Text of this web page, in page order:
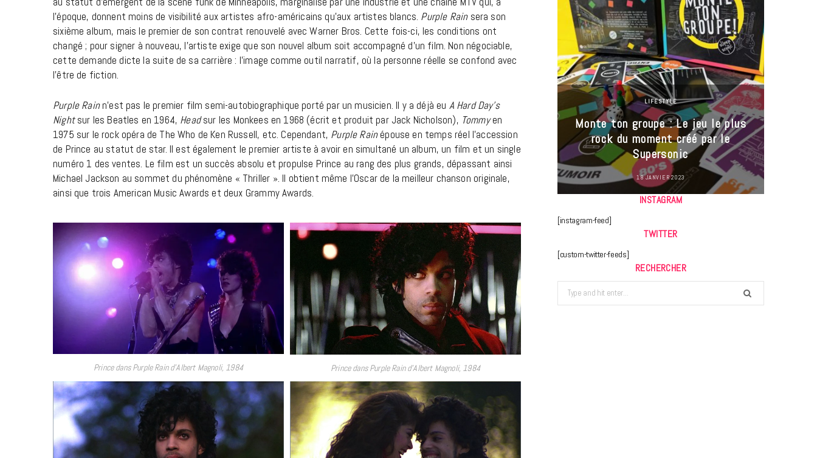
l’époque, donnent moins de visibilité aux artistes afro-américains qu’aux artistes blancs. Purple Rain sera son
sixième album, mais le premier de son contrat renouvelé avec Warner Bros. Cette fois-ci, les conditions ont
changé ; pour signer à nouveau, l’artiste exige que son nouvel album soit accompagné d’un film. Non négociable,
cette demande dicte la suite de sa carrière : l’image comme outil narratif, où la personne réelle se confond avec
l’être de fiction.
Purple Rainn’est pas le premier film semi-autobiographique porté par un musicien. Il y a déjà eu A Hard Day’s
Nightsur les Beatles en 1964, Headsur les Monkees en 1968 (écrit et produit par Jack Nicholson), Tommyen
1975 sur le rock opéra de The Who de Ken Russell, etc. Cependant, Purple Rainépouse en temps réel l’accession
de Prince au statut de star. Il est également le premier artiste à avoir en simultané un album, un film et un single
numéro 1 des ventes. Le film est un succès absolu et propulse Prince au rang des plus grands, dépassant ainsi
Michael Jackson au sommet du phénomène « Thriller ». Il obtient même l’Oscar de la meilleur chanson originale,
ainsi que trois American Music Awards et deux Grammy Awards.
Prince dans Purple Rain d’Albert Magnoli, 1984 Prince dans Purple Rain d’Albert Magnoli, 1984
Gainsbourg, toute une vie :
documentaire plus Ginsburg que
Gainsbarre à ne pas manquer sur
France 3
18 FÉVRIER 2021
LIFESTYLE
Monte ton groupe : Le jeu le plus
rock du moment créé par le
Supersonic
18 JANVIER 2023
INSTAGRAM
[instagram-feed]
TWITTER
[custom-twitter-feeds]
RECHERCHER
Search
for: